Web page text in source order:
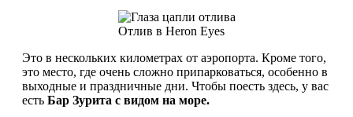
Отлив в Heron Eyes
Это в нескольких километрах от аэропорта. Кроме того,
это место, где очень сложно припарковаться, особенно в
выходные и праздничные дни. Чтобы поесть здесь, у вас
есть Бар Зурита с видом на море.